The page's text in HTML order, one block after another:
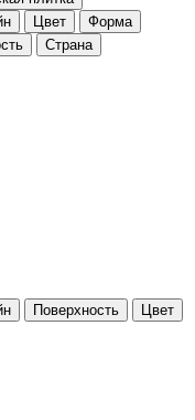
Цвет
Форма
Страна
Поверхность
Цвет